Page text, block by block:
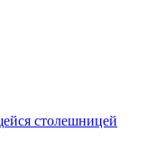
столешницей